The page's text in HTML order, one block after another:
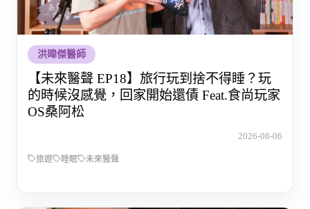
洪暐傑醫師
【未來醫聲 EP18】旅行玩到捨不得睡？玩
的時候沒感覺，回家開始還債 Feat.食尚玩家
OS桑阿松
2026-08-06
旅遊 睡眠 未來醫聲